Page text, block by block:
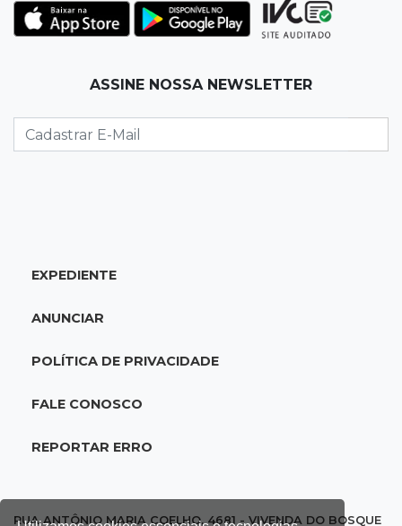
Ex-PM deixa prisão para tratamento médico 5
meses após ser capturado
Feminicídio
esposa em frente aos filhos
19:05Pregão
atenção ao cenário externo
Ensino Médio melhora nas maiores cidades do
e déficit em grande parte de MS
ASSINE NOSSA NEWSLETTER
EXPEDIENTE
ANUNCIAR
POLÍTICA DE PRIVACIDADE
FALE CONOSCO
REPORTAR ERRO
RUA ANTÔNIO MARIA COELHO, 4681 - VIVENDA DO BOSQUE